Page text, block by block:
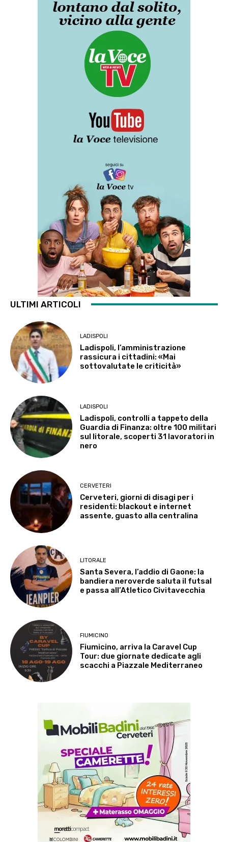
ULTIMI ARTICOLI
LADISPOLI
Ladispoli, l’amministrazione
rassicura i cittadini: «Mai
sottovalutate le criticità»
LADISPOLI
Ladispoli, controlli a tappeto della
Guardia di Finanza: oltre 100 militari
sul litorale, scoperti 31 lavoratori in
nero
CERVETERI
Cerveteri, giorni di disagi per i
residenti: blackout e internet
assente, guasto alla centralina
LITORALE
Santa Severa, l’addio di Gaone: la
bandiera neroverde saluta il futsal
e passa all’Atletico Civitavecchia
FIUMICINO
Fiumicino, arriva la Caravel Cup
Tour: due giornate dedicate agli
scacchi a Piazzale Mediterraneo